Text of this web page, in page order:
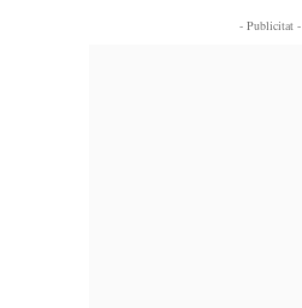
- Publicitat -